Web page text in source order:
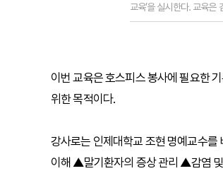
교육’을 실시한다. 교육
이번 교육은 호스피스 봉사에 필요한
위한 목적이다.
강사로는 인제대학교 조현 명예교수
이해 ▲말기환자의 증상 관리 ▲감염